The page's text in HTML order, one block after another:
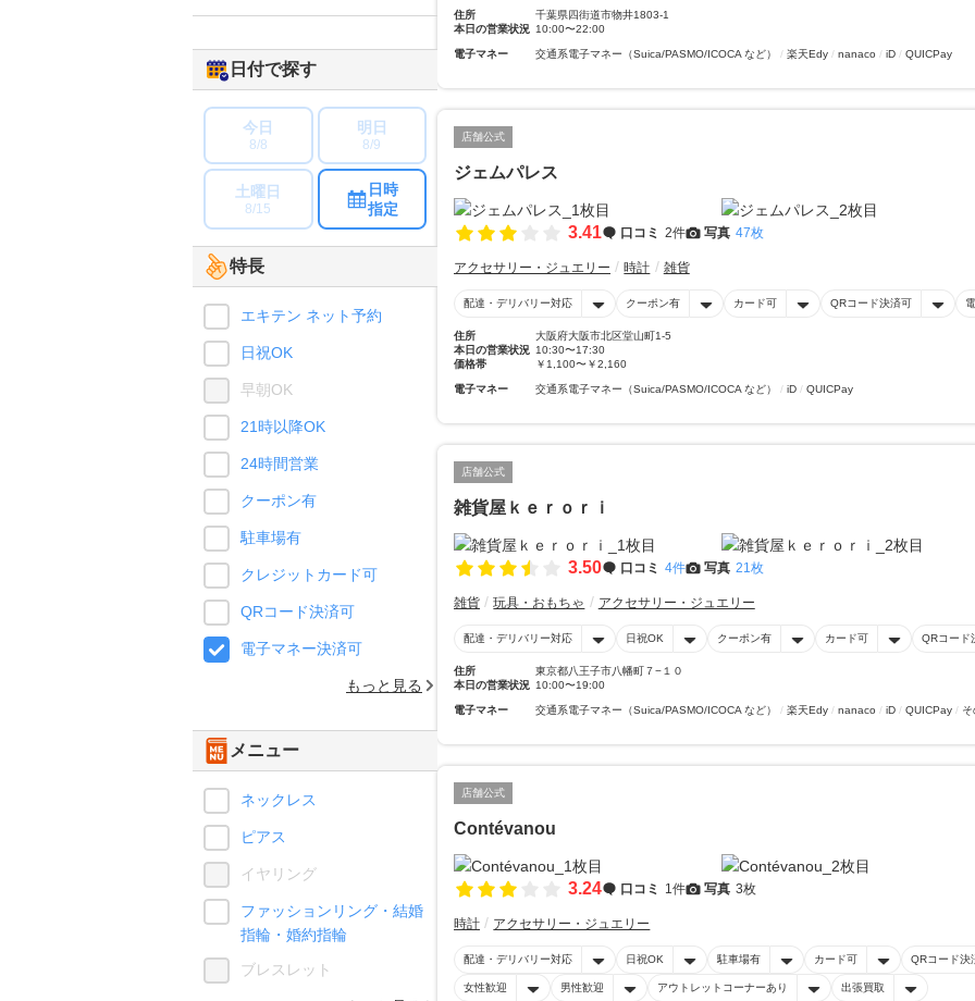
住所
千葉県四街道市物井1803-1
本日の営業状況 10:00〜22:00
電子マネー 交通系電子マネー（Suica/PASMO/ICOCA など） 楽天Edy nanaco iD QUICPay
店舗公式
ジェムパレス
3.41 口コミ 2件 写真 47枚
アクセサリー・ジュエリー 時計 雑貨
配達・デリバリー対応 クーポン有 カード可 QRコード決済可
住所
大阪府大阪市北区堂山町1-5
本日の営業状況 10:30〜17:30
価格帯
￥1,100〜￥2,160
電子マネー 交通系電子マネー（Suica/PASMO/ICOCA など） iD QUICPay
店舗公式
雑貨屋ｋｅｒｏｒｉ
3.50 口コミ 4件 写真 21枚
雑貨 玩具・おもちゃ アクセサリー・ジュエリー
配達・デリバリー対応 日祝OK クーポン有 カード可 QRコード
住所
東京都八王子市八幡町７−１０
本日の営業状況 10:00〜19:00
電子マネー 交通系電子マネー（Suica/PASMO/ICOCA など） 楽天Edy nanaco iD QUICPay
店舗公式
Contévanou
3.24 口コミ 1件 写真 3枚
時計 アクセサリー・ジュエリー
配達・デリバリー対応 日祝OK 駐車場有 カード可 QRコード決
女性歓迎 男性歓迎 アウトレットコーナーあり 出張買取
日付で探す
今日
8/8
明日
8/9
土曜日
8/15
日時
指定
特長
エキテン ネット予約
日祝OK
早朝OK
21時以降OK
24時間営業
クーポン有
駐車場有
クレジットカード可
QRコード決済可
電子マネー決済可
もっと見る
メニュー
ネックレス
ピアス
イヤリング
ファッションリング・結婚
指輪・婚約指輪
ブレスレット